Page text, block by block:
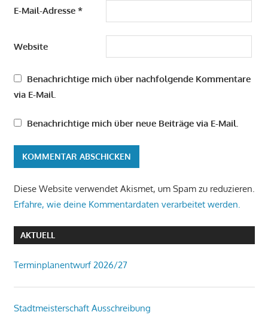
E-Mail-Adresse *
Website
Benachrichtige mich über nachfolgende Kommentare
via E-Mail.
Benachrichtige mich über neue Beiträge via E-Mail.
Diese Website verwendet Akismet, um Spam zu reduzieren.
Erfahre, wie deine Kommentardaten verarbeitet werden.
AKTUELL
Terminplanentwurf 2026/27
Stadtmeisterschaft Ausschreibung